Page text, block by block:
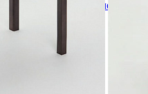
с подъемным